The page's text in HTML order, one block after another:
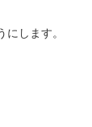
します。